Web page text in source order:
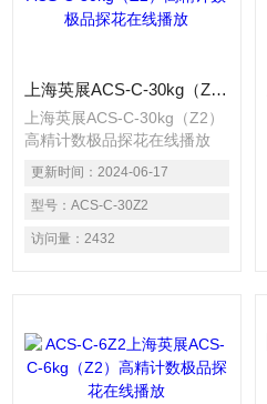
计重及简易计数之功能。
上海英展ACS-C-30kg（Z2）高精计数极品探花在线播放
上海英展ACS-C-30kg（Z2）
高精计数极品探花在线播放
上海探花在线观看实业发展有
限公司为上海英展电子秤授权
代理商，为客户提供各类国产
探花精品，极品探花在线播
放，防爆电子秤，叉车称，称
更新时间： 2024-06-17
型号： ACS-C-30Z2
访问量： 2432